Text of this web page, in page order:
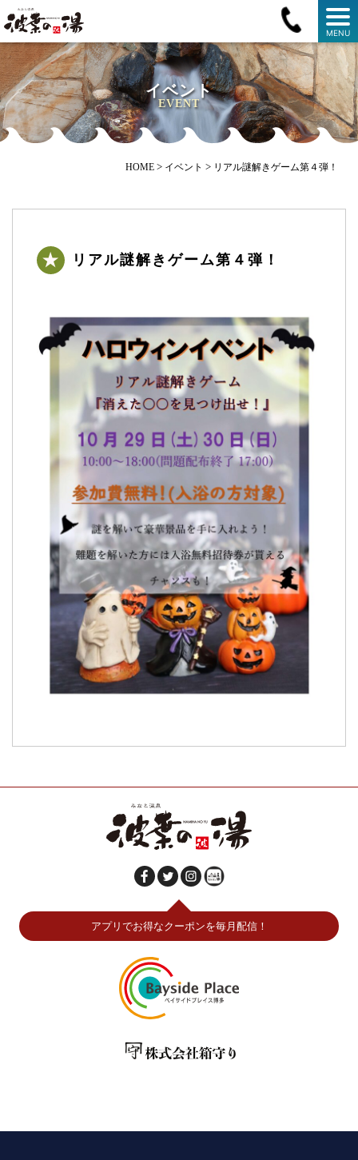
MENU
イベント
EVENT
HOME > イベント > リアル謎解きゲーム第４弾！
リアル謎解きゲーム第４弾！
アプリでお得なクーポンを毎月配信！